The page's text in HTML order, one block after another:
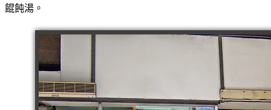
餛飩湯。